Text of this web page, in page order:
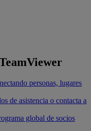
personas, lugares
de asistencia o contacta a
global de socios